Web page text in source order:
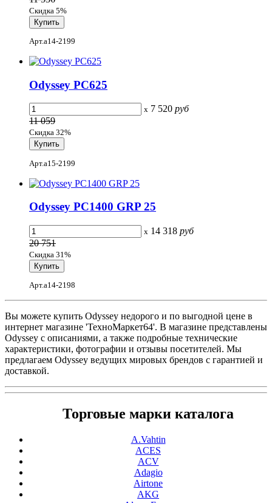
Скидка 5%
Арт.a14-2199
Odyssey PC625
x 7 520 руб
11 059
Скидка 32%
Арт.a15-2199
Odyssey PC1400 GRP 25
x 14 318 руб
20 751
Скидка 31%
Арт.a14-2198
Вы можете купить Odyssey недорого и по выгодной цене в
интернет магазине 'ТехноМаркет64'. В магазине представлены
Odyssey с описаниями, а также подробные технические
характеристики, фотографии и отзывы посетителей. Мы
предлагаем Odyssey ведущих мировых брендов с гарантией и
доставкой.
Торговые марки каталога
A.Vahtin
ACES
ACV
Adagio
Airtone
AKG